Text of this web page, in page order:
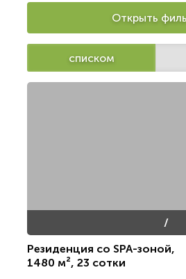
Открыть
списком
/
Резиденция со SPA-зоной,
1480 м², 23 сотки